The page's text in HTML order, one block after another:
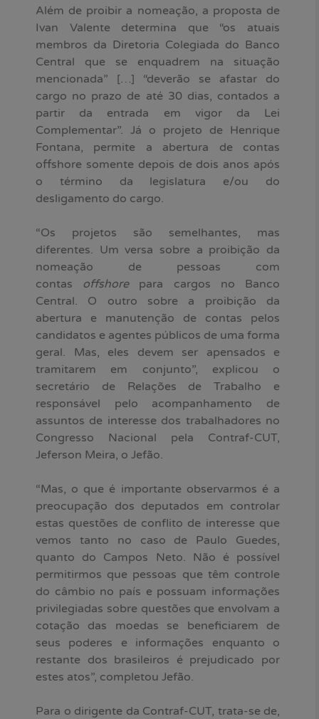
Além de proibir a nomeação, a proposta de
Ivan Valente determina que “os atuais
membros da Diretoria Colegiada do Banco
Central que se enquadrem na situação
mencionada” […] “deverão se afastar do
cargo no prazo de até 30 dias, contados a
partir da entrada em vigor da Lei
Complementar”. Já o projeto de Henrique
Fontana, permite a abertura de contas
offshore somente depois de dois anos após
o término da legislatura e/ou do
desligamento do cargo.
“Os projetos são semelhantes, mas
diferentes. Um versa sobre a proibição da
nomeação de pessoas com
contas offshorepara cargos no Banco
Central. O outro sobre a proibição da
abertura e manutenção de contas pelos
candidatos e agentes públicos de uma forma
geral. Mas, eles devem ser apensados e
tramitarem em conjunto”, explicou o
secretário de Relações de Trabalho e
responsável pelo acompanhamento de
assuntos de interesse dos trabalhadores no
Congresso Nacional pela Contraf-CUT,
Jeferson Meira, o Jefão.
“Mas, o que é importante observarmos é a
preocupação dos deputados em controlar
estas questões de conflito de interesse que
vemos tanto no caso de Paulo Guedes,
quanto do Campos Neto. Não é possível
permitirmos que pessoas que têm controle
do câmbio no país e possuam informações
privilegiadas sobre questões que envolvam a
cotação das moedas se beneficiarem de
seus poderes e informações enquanto o
restante dos brasileiros é prejudicado por
estes atos”, completou Jefão.
Para o dirigente da Contraf-CUT, trata-se de,